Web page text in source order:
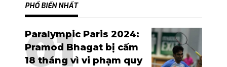
PHỔ BIẾN NHẤT
Paralympic Paris 2024:
Pramod Bhagat bị cấm
18 tháng vì vi phạm quy